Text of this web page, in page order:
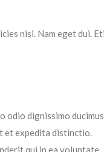
nisi. Nam eget dui.
odio dignissimo
et expedita distinctio.
qui in ea voluptate.